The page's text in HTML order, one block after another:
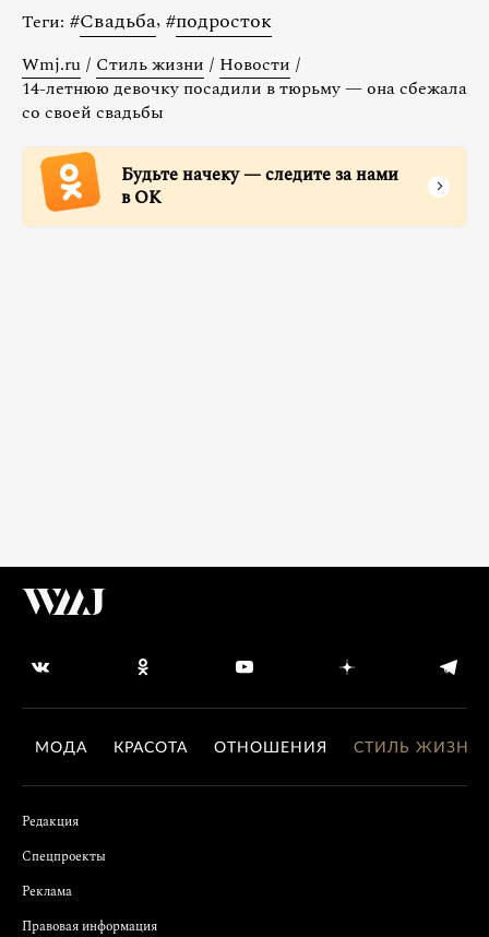
Теги: #Свадьба, #подросток
Wmj.ru / Стиль жизни / Новости /
14-летнюю девочку посадили в тюрьму — она сбежала
со своей свадьбы
Будьте начеку — следите за нами
в ОК
МОДА КРАСОТА ОТНОШЕНИЯ СТИЛЬ ЖИЗНИ
Редакция
Спецпроекты
Реклама
Правовая информация